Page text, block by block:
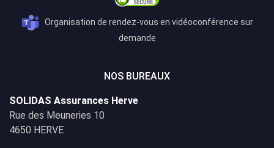
Organisation de rendez-vous en vidéoconférence sur
demande
NOS BUREAUX
SOLIDAS Assurances Herve
Rue des Meuneries 10
4650 HERVE